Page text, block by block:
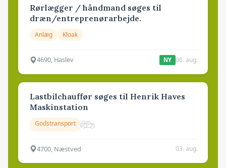
Rørlægger / håndmand søges til
dræn/entreprenørarbejde.
Anlæg Kloak
4690, Haslev NY 06. aug.
Lastbilchauffør søges til Henrik Haves
Maskinstation
Godstransport
4700, Næstved 03. aug.